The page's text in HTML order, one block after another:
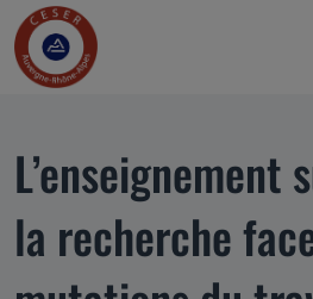
L’enseignement
la recherche